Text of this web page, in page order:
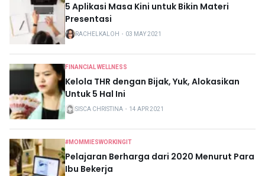
5 Aplikasi Masa Kini untuk Bikin Materi
Presentasi
RACHELKALOH ・ 03 MAY 2021
FINANCIAL WELLNESS
Kelola THR dengan Bijak, Yuk, Alokasikan
Untuk 5 Hal Ini
SISCA CHRISTINA ・ 14 APR 2021
#MOMMIESWORKINGIT
Pelajaran Berharga dari 2020 Menurut Para
Ibu Bekerja